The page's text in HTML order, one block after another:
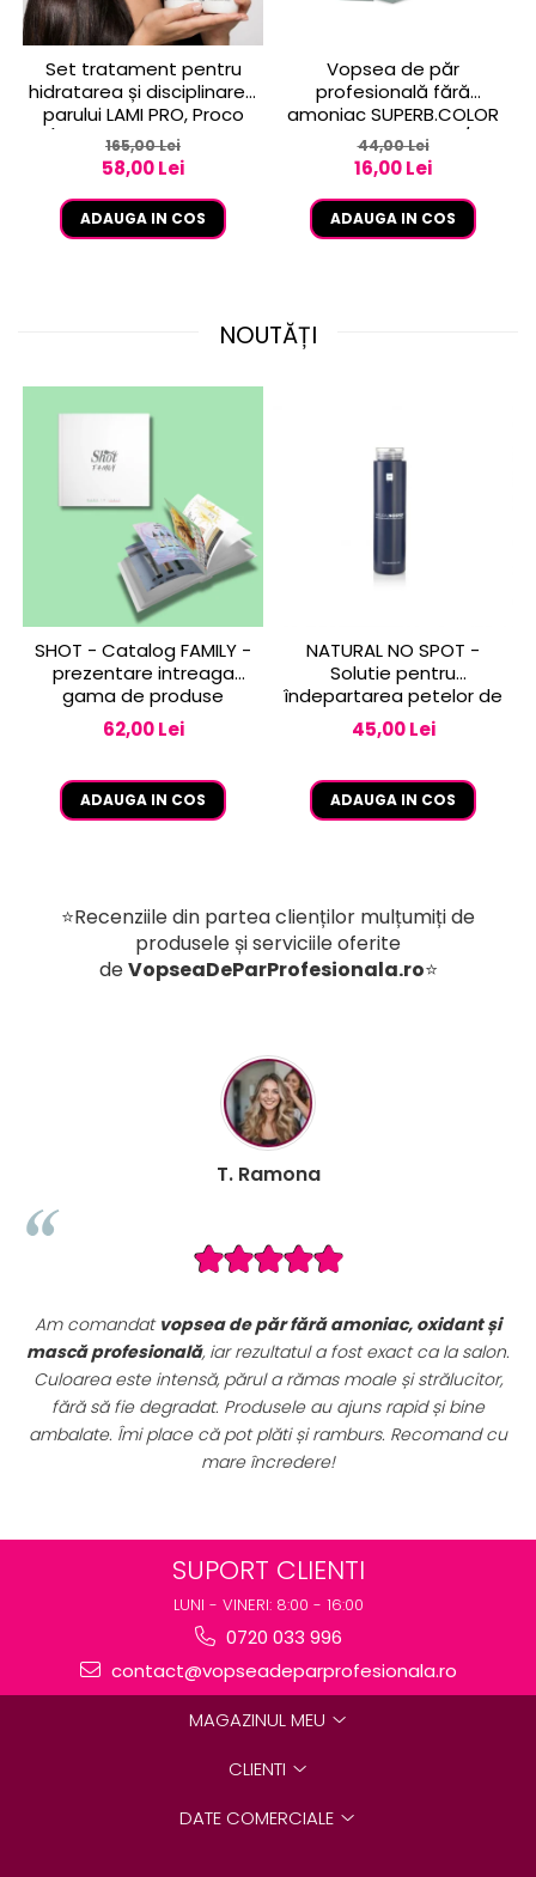
Set tratament pentru
hidratarea și disciplinarea
parului LAMI PRO, Proco
(șampon + balsam 2x
250ml)
165,00 Lei
58,00 Lei
ADAUGA IN COS
Vopsea de păr
profesională fără
amoniac SUPERB.COLOR
100 ml - Pro.Co - 6/01
BLOND INCHIS CENUSIU
44,00 Lei
16,00 Lei
ADAUGA IN COS
NOUTĂȚI
SHOT - Catalog FAMILY -
prezentare intreaga
gama de produse
62,00 Lei
ADAUGA IN COS
NATURAL NO SPOT -
Solutie pentru
îndepartarea petelor de
vopsea de pe piele 250
ml
45,00 Lei
ADAUGA IN COS
⭐Recenziile din partea clienților mulțumiți de
produsele și serviciile oferite
deVopseaDeParProfesionala.ro⭐
și
la salon.
și bine
cu
B. Mihaela
Seturile promoționale de pe
sunt extrem de avantajoase. Am achiziționat un
complet de vopsele profesionale cu oxidanți și
perfect pentru uz profesional. Calitate foarte
preț excelent. Se vede clar că sunt produse
destinate rezultatelor de salon.
SUPORT CLIENTI
LUNI - VINERI: 8:00 - 16:00
0720 033 996
contact@vopseadeparprofesionala.ro
MAGAZINUL MEU
CLIENTI
DATE COMERCIALE